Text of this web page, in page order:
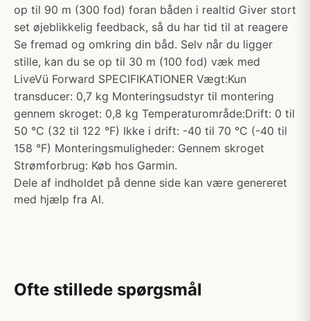
op til 90 m (300 fod) foran båden i realtid Giver stort
set øjeblikkelig feedback, så du har tid til at reagere
Se fremad og omkring din båd. Selv når du ligger
stille, kan du se op til 30 m (100 fod) væk med
LiveVü Forward SPECIFIKATIONER Vægt:Kun
transducer: 0,7 kg Monteringsudstyr til montering
gennem skroget: 0,8 kg Temperaturområde:Drift: 0 til
50 °C (32 til 122 °F) Ikke i drift: -40 til 70 °C (-40 til
158 °F) Monteringsmuligheder: Gennem skroget
Strømforbrug: Køb hos Garmin.
Dele af indholdet på denne side kan være genereret
med hjælp fra AI.
Ofte stillede spørgsmål